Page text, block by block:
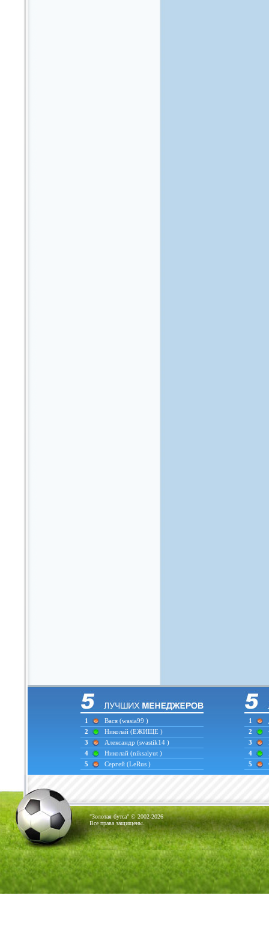
1 Вася (wasia99 )
2
Николай (ЕЖИЩЕ )
3
Александр (svastik14 )
4
Николай (niksalyut )
5
Сергей (LeRus )
1
2
3
4
5
"Золотая бутса" © 2002-2026
Все права защищены.